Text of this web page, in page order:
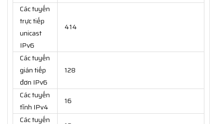
Các tuyến
trực tiếp
unicast
IPv6
414
Các tuyến
gián tiếp
đơn IPv6
128
Các tuyến
tĩnh IPv4
16
Các tuyến